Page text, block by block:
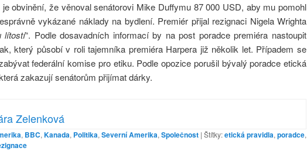
je obvinění, že věnoval senátorovi Mike Duffymu 87 000 USD, aby mu pomohl
vykázané náklady na bydlení. Premiér přijal rezignaci Nigela Wrighta
lítostí“. Podle dosavadních informací by na post poradce premiéra nastoupit
který působí v roli tajemníka premiéra Harpera již několik let. Případem se
federální komise pro etiku. Podle opozice porušil bývalý poradce etická
zakazují senátorům přijímat dárky.
Zelenková
, BBC, Kanada, Politika, Severní Amerika, Společnost | Štítky:etická pravidla, poradce,